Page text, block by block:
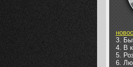
3.
4. В
5.
6.